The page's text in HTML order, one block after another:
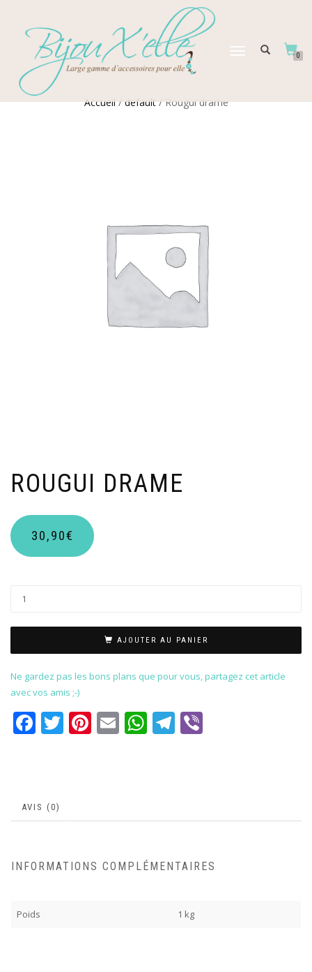
DÉPLIER
0
Accueil/default/ Rougui drame
ROUGUI DRAME
30,90€
AJOUTER AU PANIER
Ne gardez pas les bons plans que pour vous, partagez cet article
avec vos amis ;-)
Facebook
Twitter
Pinterest
EmailWhatsApp
Telegram
AVIS (0)
INFORMATIONS COMPLÉMENTAIRES
Poids 1 kg